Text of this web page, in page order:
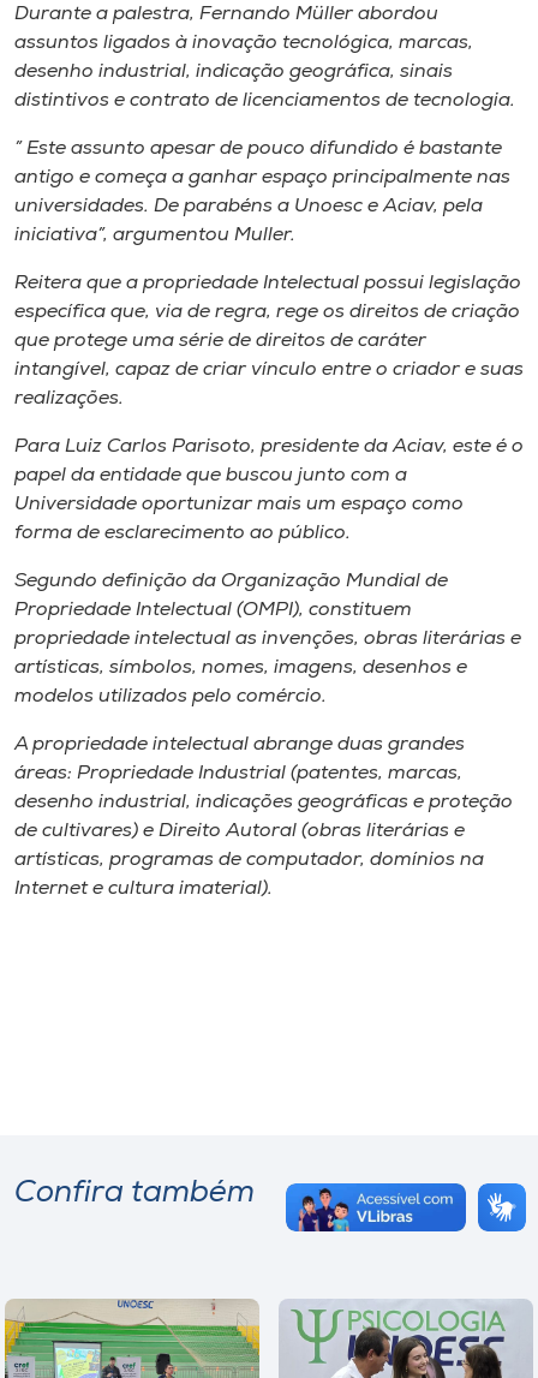
o idioma
A-
Durante a palestra, Fernando Müller abordou
assuntos ligados à inovação tecnológica, marcas,
desenho industrial, indicação geográfica, sinais
distintivos e contrato de licenciamentos de tecnologia.
” Este assunto apesar de pouco difundido é bastante
antigo e começa a ganhar espaço principalmente nas
universidades. De parabéns a Unoesc e Aciav, pela
iniciativa”, argumentou Muller.
Reitera que a propriedade Intelectual possui legislação
específica que, via de regra, rege os direitos de criação
que protege uma série de direitos de caráter
intangível, capaz de criar vínculo entre o criador e suas
realizações.
Para Luiz Carlos Parisoto, presidente da Aciav, este é o
papel da entidade que buscou junto com a
Universidade oportunizar mais um espaço como
forma de esclarecimento ao público.
Segundo definição da Organização Mundial de
Propriedade Intelectual (OMPI), constituem
propriedade intelectual as invenções, obras literárias e
artísticas, símbolos, nomes, imagens, desenhos e
modelos utilizados pelo comércio.
A propriedade intelectual abrange duas grandes
áreas: Propriedade Industrial (patentes, marcas,
desenho industrial, indicações geográficas e proteção
de cultivares) e Direito Autoral (obras literárias e
artísticas, programas de computador, domínios na
Internet e cultura imaterial).
Confira também